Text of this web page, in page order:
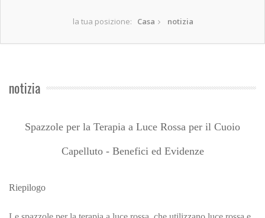
la tua posizione: Casa notizia
notizia
Spazzole per la Terapia a Luce Rossa per il Cuoio
Capelluto - Benefici ed Evidenze
Riepilogo